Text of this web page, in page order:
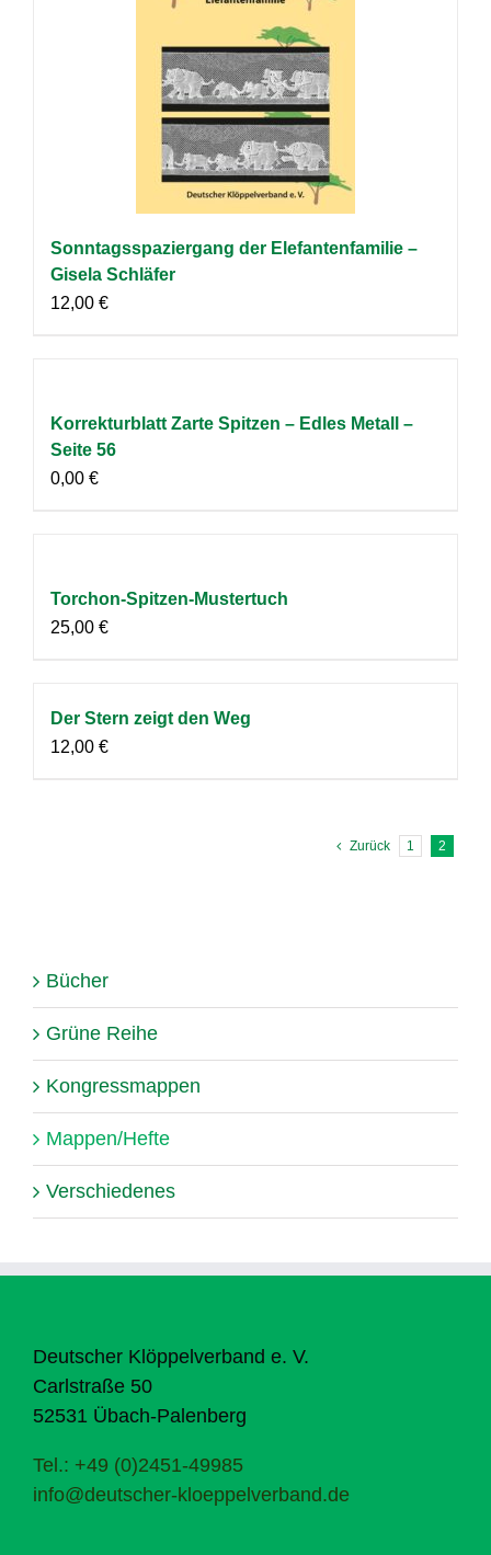
Sonntagsspaziergang der Elefantenfamilie –
Gisela Schläfer
12,00 €
Korrekturblatt Zarte Spitzen – Edles Metall –
Seite 56
0,00 €
Torchon-Spitzen-Mustertuch
25,00 €
Der Stern zeigt den Weg
12,00 €
Zurück 1 2
Bücher
Grüne Reihe
Kongressmappen
Mappen/Hefte
Verschiedenes
Deutscher Klöppelverband e. V.
Carlstraße 50
52531 Übach-Palenberg
Tel.: +49 (0)2451-49985
info@deutscher-kloeppelverband.de